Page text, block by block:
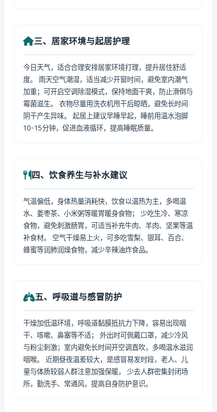
三、居家环境与起居护理
今日天气，适合合理安排居家环境打理，提升居住舒适
度。 雨天空气潮湿，适当减少开窗时间，避免室内潮气
加重；可开启空调除湿模式，保持地面干爽，防止滑倒与
霉菌滋生。 衣物尽量用洗衣机甩干后晾晒，避免长时间
阴干产生异味。 起居上建议早睡早起，睡前用温水泡脚
10-15分钟，促进血液循环，提高睡眠质量。
四、饮食养生与补水建议
气温偏低，身体热量消耗快，饮食以温热为主，多喝温
水、姜枣茶、小米粥等暖胃暖身食物； 少吃生冷、寒凉
食物，避免刺激肠胃，可适当补充牛肉、羊肉、坚果等温
补食材。 空气干燥易上火，可多吃雪梨、银耳、百合、
蜂蜜等润肺润燥食物，减少辛辣油炸食品。
五、呼吸道与感冒防护
干燥加低温环境，呼吸道黏膜抵抗力下降，容易出现咽
干、咳嗽、鼻塞等不适； 外出时可佩戴口罩，减少冷风
与粉尘刺激；室内避免长时间开空调直吹，多喝温水滋润
咽喉。 近期昼夜温差较大，是感冒易发时段，老人、儿
童与体质较弱人群注意加强保暖， 少去人群密集封闭场
所，勤洗手、常通风，提高自身防护意识。